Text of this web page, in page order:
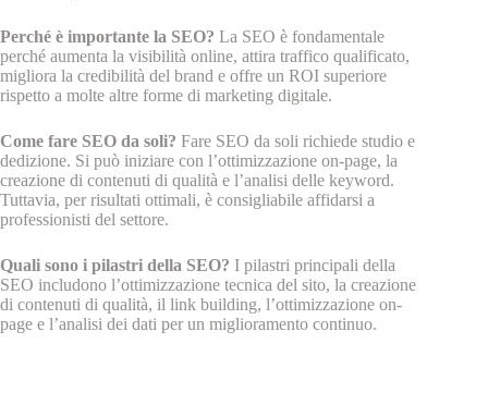
Perché è importante la SEO? La SEO è fondamentale
perché aumenta la visibilità online, attira traffico qualificato,
migliora la credibilità del brand e offre un ROI superiore
rispetto a molte altre forme di marketing digitale.
Come fare SEO da soli? Fare SEO da soli richiede studio e
dedizione. Si può iniziare con l’ottimizzazione on-page, la
creazione di contenuti di qualità e l’analisi delle keyword.
Tuttavia, per risultati ottimali, è consigliabile affidarsi a
professionisti del settore.
Quali sono i pilastri della SEO? I pilastri principali della
SEO includono l’ottimizzazione tecnica del sito, la creazione
di contenuti di qualità, il link building, l’ottimizzazione on-
page e l’analisi dei dati per un miglioramento continuo.